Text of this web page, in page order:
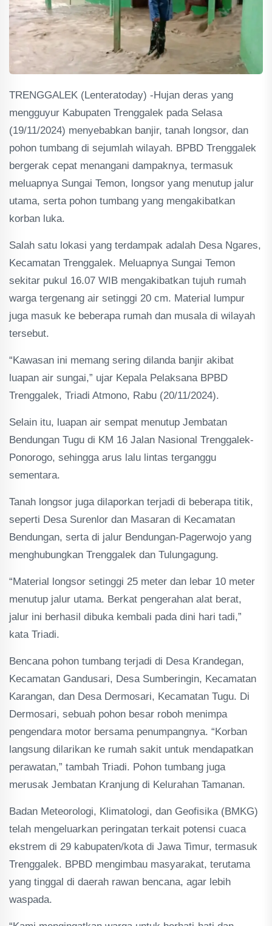
TRENGGALEK (Lenteratoday) -Hujan deras yang
mengguyur Kabupaten Trenggalek pada Selasa
(19/11/2024) menyebabkan banjir, tanah longsor, dan
pohon tumbang di sejumlah wilayah. BPBD Trenggalek
bergerak cepat menangani dampaknya, termasuk
meluapnya Sungai Temon, longsor yang menutup jalur
utama, serta pohon tumbang yang mengakibatkan
korban luka.
Salah satu lokasi yang terdampak adalah Desa Ngares,
Kecamatan Trenggalek. Meluapnya Sungai Temon
sekitar pukul 16.07 WIB mengakibatkan tujuh rumah
warga tergenang air setinggi 20 cm. Material lumpur
juga masuk ke beberapa rumah dan musala di wilayah
tersebut.
“Kawasan ini memang sering dilanda banjir akibat
luapan air sungai,” ujar Kepala Pelaksana BPBD
Trenggalek, Triadi Atmono, Rabu (20/11/2024).
Selain itu, luapan air sempat menutup Jembatan
Bendungan Tugu di KM 16 Jalan Nasional Trenggalek-
Ponorogo, sehingga arus lalu lintas terganggu
sementara.
Tanah longsor juga dilaporkan terjadi di beberapa titik,
seperti Desa Surenlor dan Masaran di Kecamatan
Bendungan, serta di jalur Bendungan-Pagerwojo yang
menghubungkan Trenggalek dan Tulungagung.
“Material longsor setinggi 25 meter dan lebar 10 meter
menutup jalur utama. Berkat pengerahan alat berat,
jalur ini berhasil dibuka kembali pada dini hari tadi,”
kata Triadi.
Bencana pohon tumbang terjadi di Desa Krandegan,
Kecamatan Gandusari, Desa Sumberingin, Kecamatan
Karangan, dan Desa Dermosari, Kecamatan Tugu. Di
Dermosari, sebuah pohon besar roboh menimpa
pengendara motor bersama penumpangnya. “Korban
langsung dilarikan ke rumah sakit untuk mendapatkan
perawatan,” tambah Triadi. Pohon tumbang juga
merusak Jembatan Kranjung di Kelurahan Tamanan.
Badan Meteorologi, Klimatologi, dan Geofisika (BMKG)
telah mengeluarkan peringatan terkait potensi cuaca
ekstrem di 29 kabupaten/kota di Jawa Timur, termasuk
Trenggalek. BPBD mengimbau masyarakat, terutama
yang tinggal di daerah rawan bencana, agar lebih
waspada.